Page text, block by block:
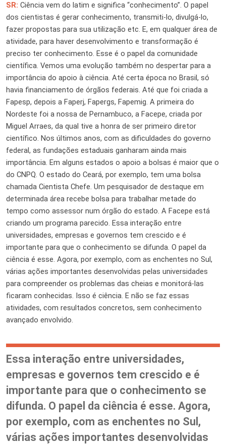
SR: Ciência vem do latim e significa “conhecimento”. O papel
dos cientistas é gerar conhecimento, transmiti-lo, divulgá-lo,
fazer propostas para sua utilização etc. E, em qualquer área de
atividade, para haver desenvolvimento e transformação é
preciso ter conhecimento. Esse é o papel da comunidade
científica. Vemos uma evolução também no despertar para a
importância do apoio à ciência. Até certa época no Brasil, só
havia financiamento de órgãos federais. Até que foi criada a
Fapesp, depois a Faperj, Fapergs, Fapemig. A primeira do
Nordeste foi a nossa de Pernambuco, a Facepe, criada por
Miguel Arraes, da qual tive a honra de ser primeiro diretor
científico. Nos últimos anos, com as dificuldades do governo
federal, as fundações estaduais ganharam ainda mais
importância. Em alguns estados o apoio a bolsas é maior que o
do CNPQ. O estado do Ceará, por exemplo, tem uma bolsa
chamada Cientista Chefe. Um pesquisador de destaque em
determinada área recebe bolsa para trabalhar metade do
tempo como assessor num órgão do estado. A Facepe está
criando um programa parecido. Essa interação entre
universidades, empresas e governos tem crescido e é
importante para que o conhecimento se difunda. O papel da
ciência é esse. Agora, por exemplo, com as enchentes no Sul,
várias ações importantes desenvolvidas pelas universidades
para compreender os problemas das cheias e monitorá-las
ficaram conhecidas. Isso é ciência. E não se faz essas
atividades, com resultados concretos, sem conhecimento
avançado envolvido.
Essa interação entre universidades,
empresas e governos tem crescido e é
importante para que o conhecimento se
difunda. O papel da ciência é esse. Agora,
por exemplo, com as enchentes no Sul,
várias ações importantes desenvolvidas